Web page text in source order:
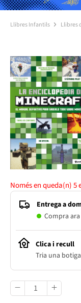
Llibres Infantils Llibres
Només en queda(n)5
Entrega a
Compra
Clica i recull
Tria una